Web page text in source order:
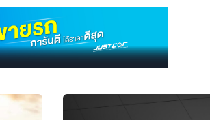
งานแสดงรถ
Bangkok Motor Bike Festival
Motor Expo